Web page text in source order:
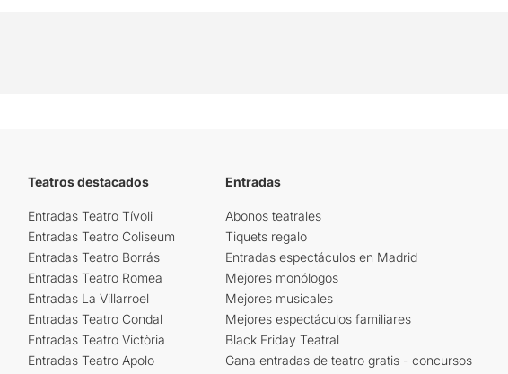
Teatros destacados
Entradas Teatro Tívoli
Entradas Teatro Coliseum
Entradas Teatro Borrás
Entradas Teatro Romea
Entradas La Villarroel
Entradas Teatro Condal
Entradas Teatro Victòria
Entradas Teatro Apolo
Entradas
Abonos teatrales
Tiquets regalo
Entradas espectáculos en Madrid
Mejores monólogos
Mejores musicales
Mejores espectáculos familiares
Black Friday Teatral
Gana entradas de teatro gratis - concursos